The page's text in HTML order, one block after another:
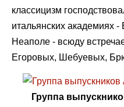
классицизм
итальянских академиях
Неаполе - всюду
Егоровых, Шебуевых,
Группа